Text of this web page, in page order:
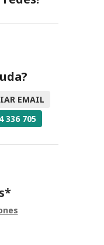
EMAIL
336 705